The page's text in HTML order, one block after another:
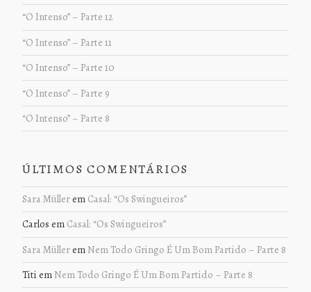
“O Intenso” – Parte 12
“O Intenso” – Parte 11
“O Intenso” – Parte 10
“O Intenso” – Parte 9
“O Intenso” – Parte 8
ÚLTIMOS COMENTÁRIOS
Sara Müllerem Casal: “Os Swingueiros”
Carlos em Casal: “Os Swingueiros”
Sara Müllerem Nem Todo Gringo É Um Bom Partido – Parte 8
Titi em Nem Todo Gringo É Um Bom Partido – Parte 8